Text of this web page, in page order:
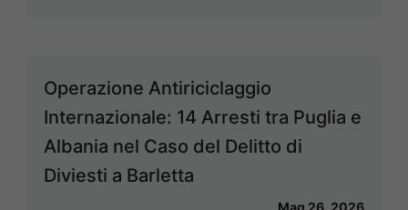
Operazione Antiriciclaggio
Internazionale: 14 Arresti tra Puglia e
Albania nel Caso del Delitto di
Diviesti a Barletta
Mag 26, 2026